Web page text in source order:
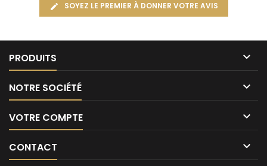
SOYEZ LE PREMIER À DONNER VOTRE AVIS
PRODUITS 
NOTRE SOCIÉTÉ 
VOTRE COMPTE 
CONTACT 